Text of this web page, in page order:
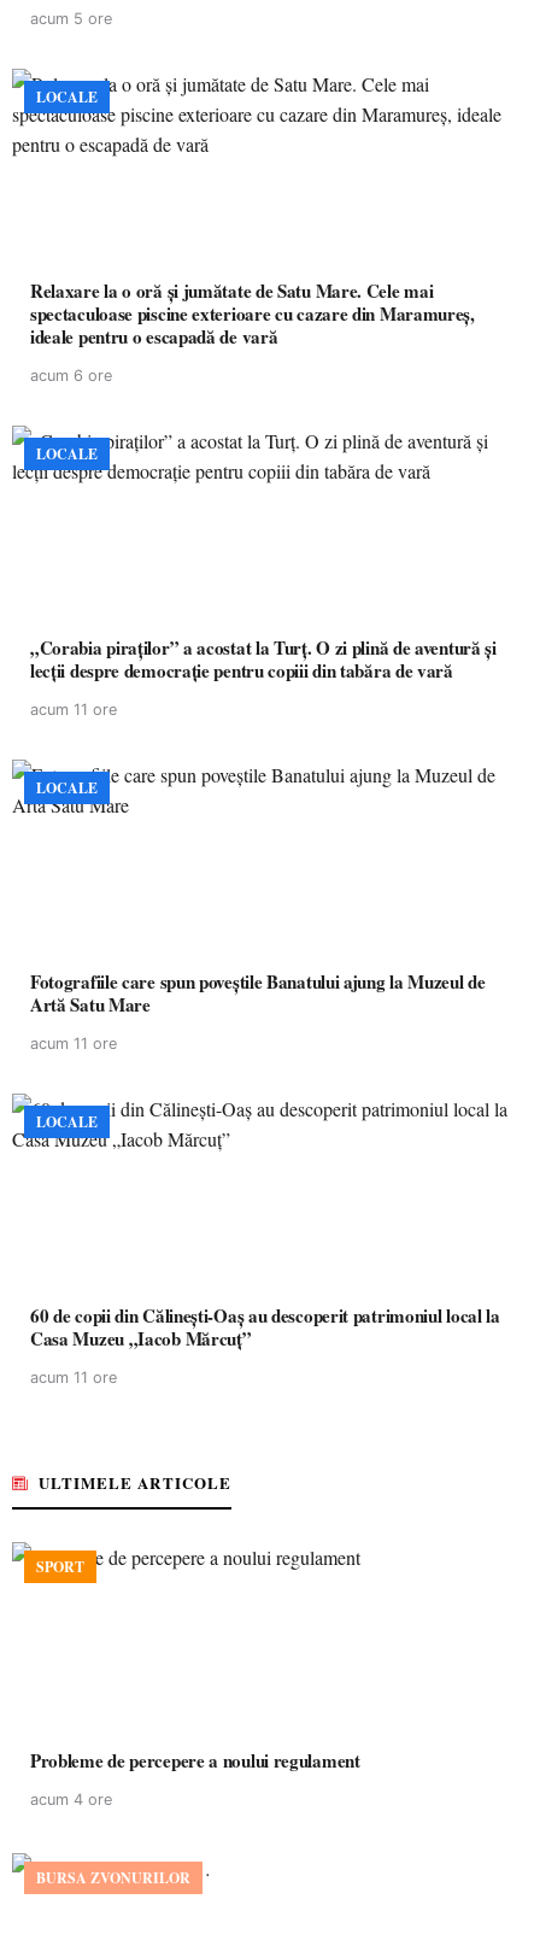
acum 5 ore
LOCALE
Relaxare la o oră și jumătate de Satu Mare. Cele mai
spectaculoase piscine exterioare cu cazare din Maramureș,
ideale pentru o escapadă de vară
acum 6 ore
LOCALE
„Corabia piraților” a acostat la Turț. O zi plină de aventură și
lecții despre democrație pentru copiii din tabăra de vară
acum 11 ore
LOCALE
Fotografiile care spun poveștile Banatului ajung la Muzeul de
Artă Satu Mare
acum 11 ore
LOCALE
60 de copii din Călinești-Oaș au descoperit patrimoniul local la
Casa Muzeu „Iacob Mărcuț”
acum 11 ore
ULTIMELE ARTICOLE
SPORT
Probleme de percepere a noului regulament
acum 4 ore
BURSA ZVONURILOR